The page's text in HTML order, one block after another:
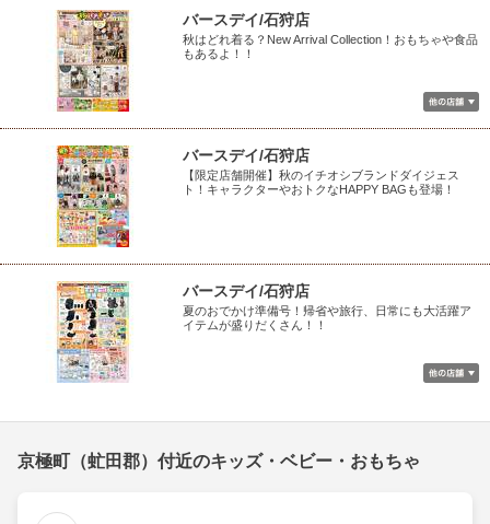
バースデイ/石狩店
秋はどれ着る？New Arrival Collection！おもちゃや食品
もあるよ！！
バースデイ/石狩店
【限定店舗開催】秋のイチオシブランドダイジェス
ト！キャラクターやおトクなHAPPY BAGも登場！
バースデイ/石狩店
夏のおでかけ準備号！帰省や旅行、日常にも大活躍ア
イテムが盛りだくさん！！
京極町（虻田郡）付近のキッズ・ベビー・おもちゃ